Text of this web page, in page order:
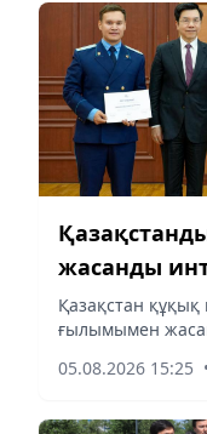
жасанды
әлемге
таныстырды
Қазақстан құқық
ғылымымен
хабарлайды
05.08.2026 15:25 •